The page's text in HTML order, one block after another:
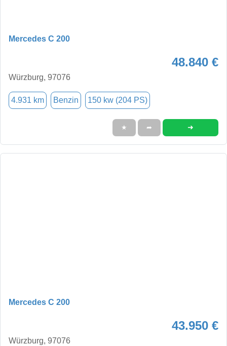
Mercedes C 200
48.840 €
Würzburg, 97076
4.931 km Benzin 150 kw (204 PS)
★ ➦ ➜
Mercedes C 200
43.950 €
Würzburg, 97076